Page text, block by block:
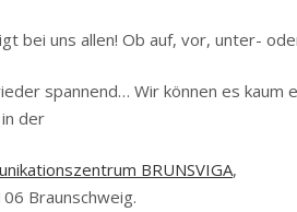
bei uns allen! Ob auf, vor, unter-
spannend… Wir können es kaum
der
BRUNSVIGA,
Braunschweig.